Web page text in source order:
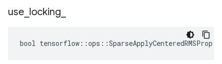
use locking
bool